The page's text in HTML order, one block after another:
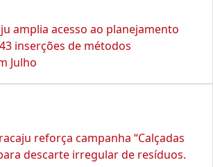
amplia acesso ao planejamento
inserções de métodos
Julho
reforça campanha “Calçadas
descarte irregular de resíduos.